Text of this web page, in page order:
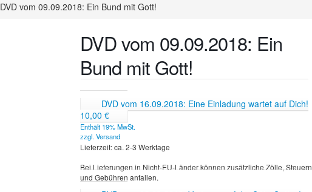
DVD vom 09.09.2018: Ein Bund mit Gott!
DVD vom 09.09.2018: Ein
Bund mit Gott!
DVD vom 16.09.2018: Eine Einladung wartet auf Dich!
10,00 €
Enthält 19% MwSt.
zzgl. Versand
Lieferzeit: ca. 2-3 Werktage
Bei Lieferungen in Nicht-EU-Länder können zusätzliche Zölle, Steuern
und Gebühren anfallen.